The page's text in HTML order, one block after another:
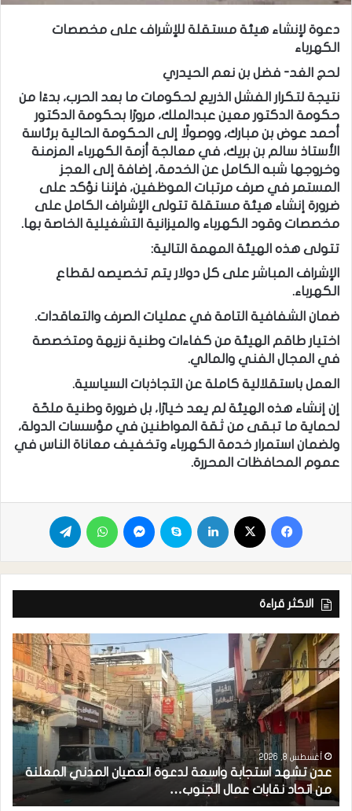
دعوة لإنشاء هيئة مستقلة للإشراف على مخصصات
الكهرباء
لحج الغد- فضل بن نعم الحيدري
نتيجة لتكرار الفشل الذريع لحكومات ما بعد الحرب، بدءًا من
حكومة الدكتور معين عبدالملك، مرورًا بحكومة الدكتور
أحمد عوض بن مبارك، ووصولًا إلى الحكومة الحالية برئاسة
الأستاذ سالم بن بريك، في معالجة أزمة الكهرباء المزمنة
وخروجها شبه الكامل عن الخدمة، إضافة إلى العجز
المستمر في صرف مرتبات الموظفين، فإننا نؤكد على
ضرورة إنشاء هيئة مستقلة تتولى الإشراف الكامل على
مخصصات وقود الكهرباء والميزانية التشغيلية الخاصة بها.
تتولى هذه الهيئة المهمة التالية:
الإشراف المباشر على كل دولار يتم تخصيصه لقطاع
الكهرباء.
ضمان الشفافية التامة في عمليات الصرف والتعاقدات.
اختيار طاقم الهيئة من كفاءات وطنية نزيهة ومتخصصة
في المجال الفني والمالي.
العمل باستقلالية كاملة عن التجاذبات السياسية.
إن إنشاء هذه الهيئة لم يعد خيارًا، بل ضرورة وطنية ملحّة
لحماية ما تبقى من ثقة المواطنين في مؤسسات الدولة،
ولضمان استمرار خدمة الكهرباء وتخفيف معاناة الناس في
عموم المحافظات المحررة.
الاكثر قراءة
أغسطس 8, 2026
عدن تشهد استجابة واسعة لدعوة العصيان المدني المعلنة
من اتحاد نقابات عمال الجنوب…